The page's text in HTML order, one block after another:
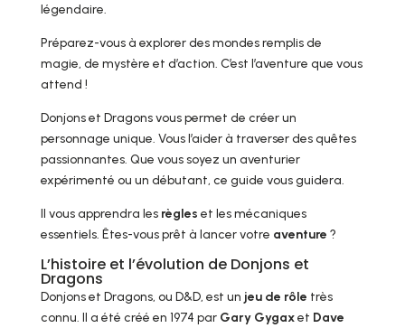
légendaire.
Préparez-vous à explorer des mondes remplis de
magie, de mystère et d’action. C’est l’aventure que vous
attend !
Donjons et Dragons vous permet de créer un
personnage unique. Vous l’aider à traverser des quêtes
passionnantes. Que vous soyez un aventurier
expérimenté ou un débutant, ce guide vous guidera.
Il vous apprendra les règles et les mécaniques
essentiels. Êtes-vous prêt à lancer votre aventure ?
L’histoire et l’évolution de Donjons et
Dragons
Donjons et Dragons, ou D&D, est un jeu de rôle très
connu. Il a été créé en 1974 par Gary Gygaxet Dave